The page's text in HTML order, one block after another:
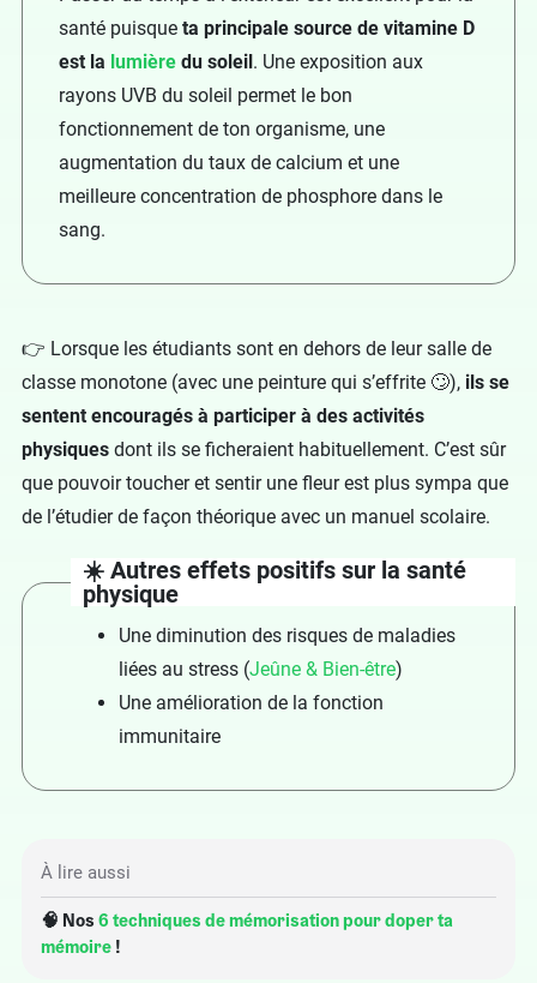
santé puisque ta principale source de vitamine D
est la lumière du soleil. Une exposition aux
rayons UVB du soleil permet le bon
fonctionnement de ton organisme, une
augmentation du taux de calcium et une
meilleure concentration de phosphore dans le
sang.
👉 Lorsque les étudiants sont en dehors de leur salle de
classe monotone (avec une peinture qui s’effrite 🙄), ils se
sentent encouragés à participer à des activités
physiques dont ils se ficheraient habituellement. C’est sûr
que pouvoir toucher et sentir une fleur est plus sympa que
de l’étudier de façon théorique avec un manuel scolaire.
☀️ Autres effets positifs sur la santé
physique
Une diminution des risques de maladies
liées au stress (Jeûne & Bien-être)
Une amélioration de la fonction
immunitaire
À lire aussi
🧠 Nos 6 techniques de mémorisation pour doper ta
mémoire !